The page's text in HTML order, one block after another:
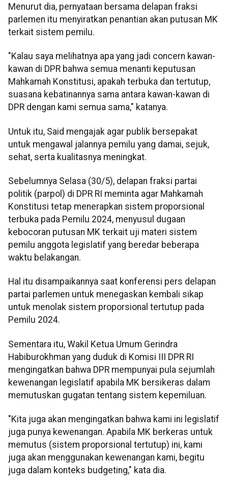
Menurut dia, pernyataan bersama delapan fraksi
parlemen itu menyiratkan penantian akan putusan MK
terkait sistem pemilu.
"Kalau saya melihatnya apa yang jadi concern kawan-
kawan di DPR bahwa semua menanti keputusan
Mahkamah Konstitusi, apakah terbuka dan tertutup,
suasana kebatinannya sama antara kawan-kawan di
DPR dengan kami semua sama," katanya.
Untuk itu, Said mengajak agar publik bersepakat
untuk mengawal jalannya pemilu yang damai, sejuk,
sehat, serta kualitasnya meningkat.
Sebelumnya Selasa (30/5), delapan fraksi partai
politik (parpol) di DPR RI meminta agar Mahkamah
Konstitusi tetap menerapkan sistem proporsional
terbuka pada Pemilu 2024, menyusul dugaan
kebocoran putusan MK terkait uji materi sistem
pemilu anggota legislatif yang beredar beberapa
waktu belakangan.
Hal itu disampaikannya saat konferensi pers delapan
partai parlemen untuk menegaskan kembali sikap
untuk menolak sistem proporsional tertutup pada
Pemilu 2024.
Sementara itu, Wakil Ketua Umum Gerindra
Habiburokhman yang duduk di Komisi III DPR RI
mengingatkan bahwa DPR mempunyai pula sejumlah
kewenangan legislatif apabila MK bersikeras dalam
memutuskan gugatan tentang sistem kepemiluan.
"Kita juga akan mengingatkan bahwa kami ini legislatif
juga punya kewenangan. Apabila MK berkeras untuk
memutus (sistem proporsional tertutup) ini, kami
juga akan menggunakan kewenangan kami, begitu
juga dalam konteks budgeting," kata dia.